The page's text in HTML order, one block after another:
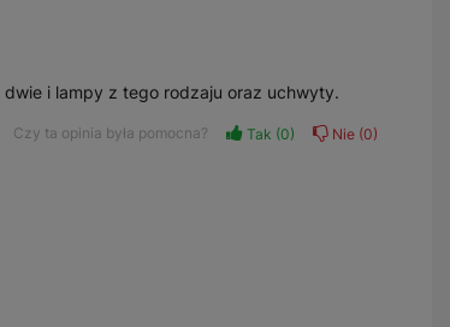
i lampy z tego rodzaju oraz uchwyty.
Czy ta opinia była pomocna? Tak 0 Nie 0